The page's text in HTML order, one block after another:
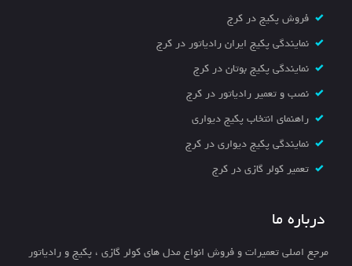
فروش پکیج در کرج
نمایندگی پکیج ایران رادیاتور در کرج
نمایندگی پکیج بوتان در کرج
نصب و تعمیر رادیاتور در کرج
راهنمای انتخاب پکیج دیواری
نمایندگی پکیج دیواری در کرج
تعمیر کولر گازی در کرج
درباره ما
مرجع اصلی تعمیرات و فروش انواع مدل های کولر گازی ، پکیج و رادیاتور